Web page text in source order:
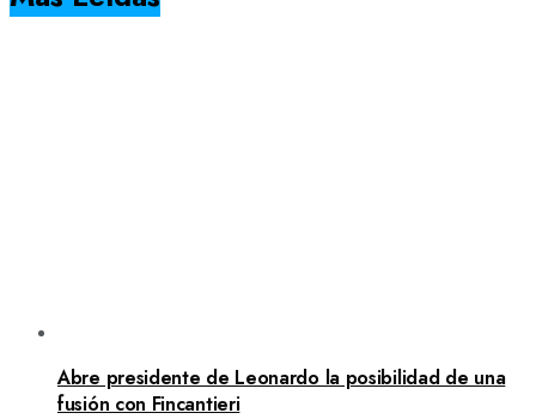
Abre presidente de Leonardo la posibilidad de una
fusión con Fincantieri